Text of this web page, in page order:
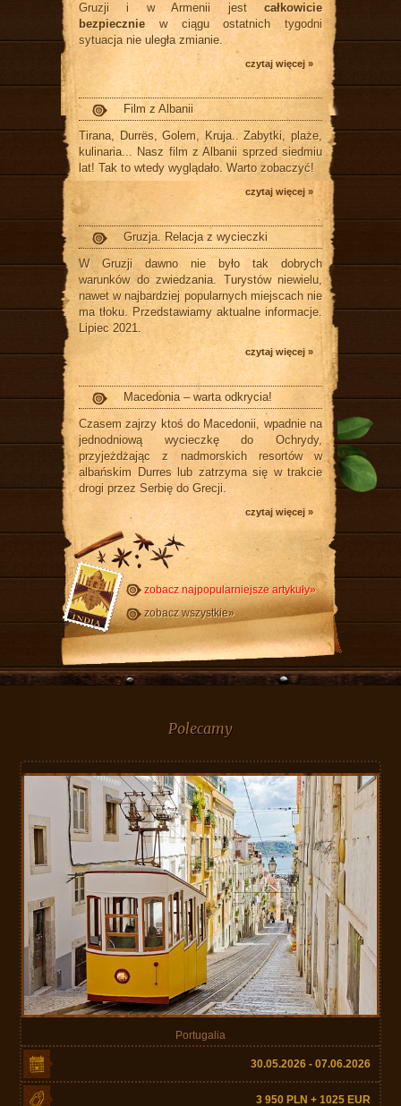
Gruzji i w Armenii jest całkowicie
bezpiecznie w ciągu ostatnich tygodni
sytuacja nie uległa zmianie.
czytaj więcej »
Film z Albanii
Tirana, Durrës, Golem, Kruja.. Zabytki, plaże,
kulinaria... Nasz film z Albanii sprzed siedmiu
lat! Tak to wtedy wyglądało. Warto zobaczyć!
czytaj więcej »
Gruzja. Relacja z wycieczki
W Gruzji dawno nie było tak dobrych
warunków do zwiedzania. Turystów niewielu,
nawet w najbardziej popularnych miejscach nie
ma tłoku. Przedstawiamy aktualne informacje.
Lipiec 2021.
czytaj więcej »
Macedonia – warta odkrycia!
Czasem zajrzy ktoś do Macedonii, wpadnie na
jednodniową wycieczkę do Ochrydy,
przyjeżdżając z nadmorskich resortów w
albańskim Durres lub zatrzyma się w trakcie
drogi przez Serbię do Grecji.
czytaj więcej »
zobacz najpopularniejsze artykuły»
zobacz wszystkie»
Polecamy
Portugalia
30.05.2026 - 07.06.2026
3 950 PLN + 1025 EUR